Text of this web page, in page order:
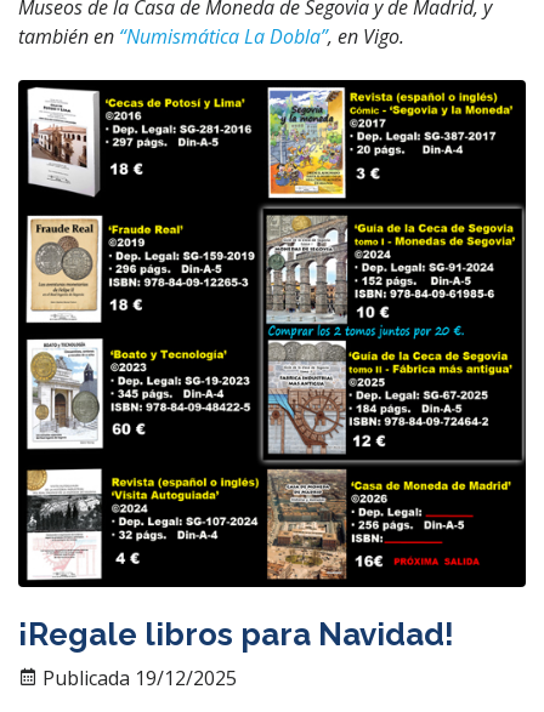
Museos de la Casa de Moneda de Segovia y de Madrid, y
también en “Numismática La Dobla”, en Vigo.
¡Regale libros para Navidad!
Publicada 19/12/2025